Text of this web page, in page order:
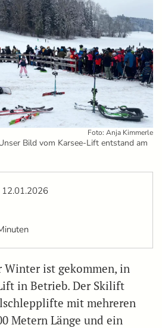
Foto: Anja Kimmerle
Bild vom Karsee-Lift entstand am
12.01.2026
Winter ist gekommen, in
in Betrieb. Der Skilift
mit mehreren
Metern Länge und ein